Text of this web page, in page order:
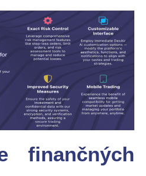
finančných